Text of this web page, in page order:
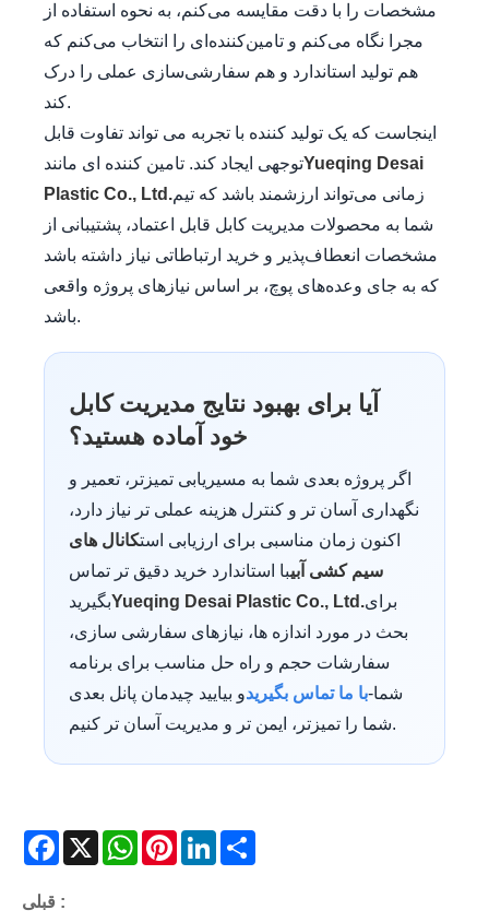
مشخصات را با دقت مقایسه می‌کنم، به نحوه استفاده از
مجرا نگاه می‌کنم و تامین‌کننده‌ای را انتخاب می‌کنم که
هم تولید استاندارد و هم سفارشی‌سازی عملی را درک
کند.
اینجاست که یک تولید کننده با تجربه می تواند تفاوت قابل
توجهی ایجاد کند. تامین کننده ای مانندYueqing Desai
Plastic Co., Ltd.زمانی می‌تواند ارزشمند باشد که تیم
شما به محصولات مدیریت کابل قابل اعتماد، پشتیبانی از
مشخصات انعطاف‌پذیر و خرید ارتباطاتی نیاز داشته باشد
که به جای وعده‌های پوچ، بر اساس نیازهای پروژه واقعی
باشد.
آیا برای بهبود نتایج مدیریت کابل
خود آماده هستید؟
اگر پروژه بعدی شما به مسیریابی تمیزتر، تعمیر و
نگهداری آسان تر و کنترل هزینه عملی تر نیاز دارد،
اکنون زمان مناسبی برای ارزیابی استکانال های
سیم کشی آبیبا استاندارد خرید دقیق تر تماس
بگیریدYueqing Desai Plastic Co., Ltd.برای
بحث در مورد اندازه ها، نیازهای سفارشی سازی،
سفارشات حجم و راه حل مناسب برای برنامه
شما-با ما تماس بگیریدو بیایید چیدمان پانل بعدی
شما را تمیزتر، ایمن تر و مدیریت آسان تر کنیم.
Facebook
X WhatsAppPinterestLinkedIn
قبلی :